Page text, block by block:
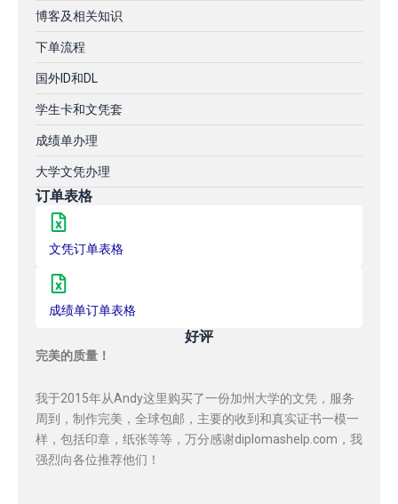
博客及相关知识
下单流程
国外ID和DL
学生卡和文凭套
成绩单办理
大学文凭办理
订单表格
文凭订单表格
成绩单订单表格
好评
完美的质量！
我于2015年从Andy这里购买了一份加州大学的文凭，服务
周到，制作完美，全球包邮，主要的收到和真实证书一模一
样，包括印章，纸张等等，万分感谢diplomashelp.com，我
强烈向各位推荐他们！